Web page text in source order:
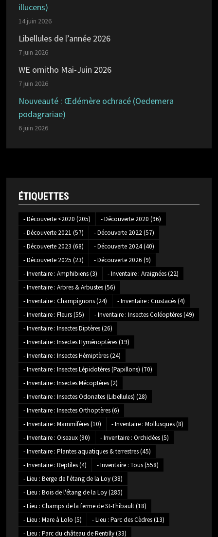
illucens)
14 juin 2026
Libellules de l’année 2026
7 juin 2026
WE ornitho Mai-Juin 2026
7 juin 2026
Nouveauté : Œdémère ochracé (Oedemera
podagrariae)
6 juin 2026
ÉTIQUETTES
- Découverte <2020 (205) - Découverte 2020 (96)
- Découverte 2021 (57) - Découverte 2022(57)
- Découverte 2023 (68) - Découverte 2024(40)
- Découverte 2025 (23) - Découverte 2026 (9)
- Inventaire : Amphibiens(3) - Inventaire : Araignées(22)
- Inventaire : Arbres & Arbustes(56)
- Inventaire : Champignons(24) - Inventaire : Crustacés(4)
- Inventaire : Fleurs(55) - Inventaire : Insectes Coléoptères(49)
- Inventaire : Insectes Diptères(26)
- Inventaire : Insectes Hyménoptères(19)
- Inventaire : Insectes Hémiptères(24)
- Inventaire : Insectes Lépidotères (Papillons) (70)
- Inventaire : Insectes Mécoptères(2)
- Inventaire : Insectes Odonates (Libellules) (28)
- Inventaire : Insectes Orthoptères(6)
- Inventaire : Mammifères(10) - Inventaire : Mollusques(8)
- Inventaire : Oiseaux(90) - Inventaire : Orchidées(5)
- Inventaire : Plantes aquatiques & terrestres(45)
- Inventaire : Reptiles(4) - Inventaire : Tous(558)
- Lieu : Berge de l'étang de la Loy(38)
- Lieu : Bois de l'étang de la Loy(285)
- Lieu : Champs de la ferme de St-Thibault(18)
- Lieu : Mare à Lolo (5) - Lieu : Parc des Cèdres(13)
- Lieu : Parc du château de Rentilly(33)